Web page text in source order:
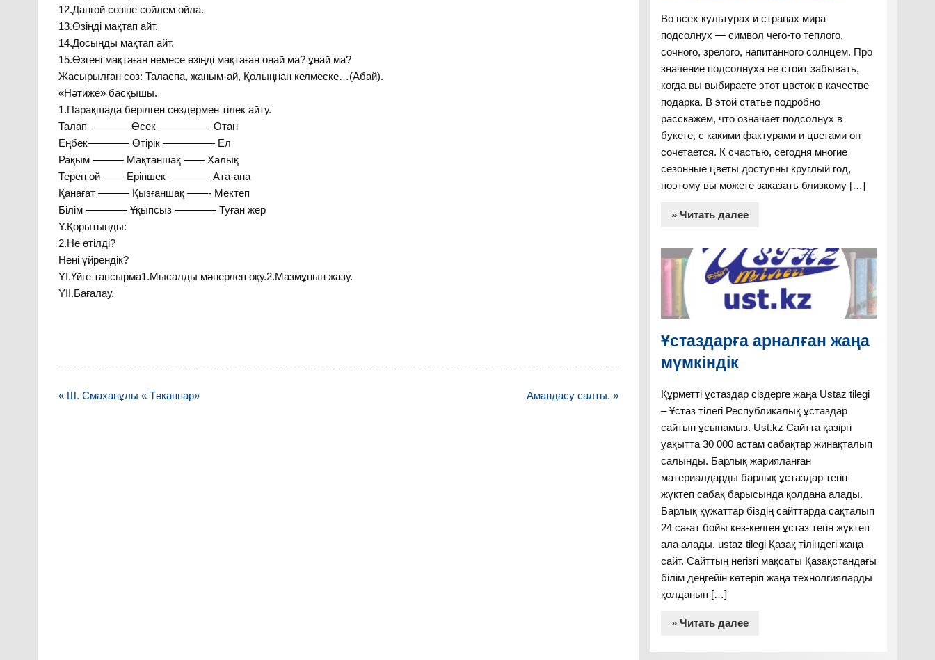
12.Даңғой сөзіне сөйлем ойла.
13.Өзіңді мақтап айт.
14.Досыңды мақтап айт.
15.Өзгені мақтаған немесе өзіңді мақтаған оңай ма? ұнай ма?
Жасырылған сөз: Таласпа, жаным-ай, Қолыңнан келмеске…(Абай).
«Нәтиже» басқышы.
1.Парақшада берілген сөздермен тілек айту.
Талап ————Өсек ————— Отан
Еңбек———— Өтірік ————— Ел
Рақым ——— Мақтаншақ —— Халық
Терең ой —— Еріншек ———— Ата-ана
Қанағат ——— Қызғаншақ ——- Мектеп
Білім ———— Ұқыпсыз ———— Туған жер
Y.Қорытынды:
2.Не өтілді?
Нені үйрендік?
YI.Үйге тапсырма1.Мысалды мәнерлеп оқу.2.Мазмұнын жазу.
YII.Бағалау.
Навигация
« Ш. Смаханұлы « Тәкаппар» Амандасу салты. »
Во всех культурах и странах мира
подсолнух — символ чего-то теплого,
сочного, зрелого, напитанного солнцем. Про
значение подсолнуха не стоит забывать,
когда вы выбираете этот цветок в качестве
подарка. В этой статье подробно
расскажем, что означает подсолнух в
букете, с какими фактурами и цветами он
сочетается. К счастью, сегодня многие
сезонные цветы доступны круглый год,
поэтому вы можете заказать близкому […]
» Читать далее
Ұстаздарға арналған жаңа
мүмкіндік
Құрметті ұстаздар сіздерге жаңа Ustaz tilegi
– Ұстаз тілегі Республикалық ұстаздар
сайтын ұсынамыз. Ust.kz Сайтта қазіргі
уақытта 30 000 астам сабақтар жинақталып
салынды. Барлық жарияланған
материалдарды барлық ұстаздар тегін
жүктеп сабақ барысында қолдана алады.
Барлық құжаттар біздің сайттарда сақталып
24 сағат бойы кез-келген ұстаз тегін жүктеп
ала алады. ustaz tilegi Қазақ тіліндегі жаңа
сайт. Сайттың негізгі мақсаты Қазақстандағы
білім деңгейін көтеріп жаңа технолгияларды
қолданып […]
» Читать далее